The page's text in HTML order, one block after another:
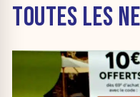
TOUTES LES